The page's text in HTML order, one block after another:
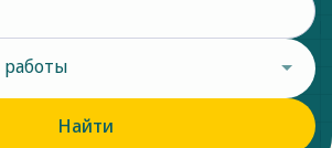
Найти